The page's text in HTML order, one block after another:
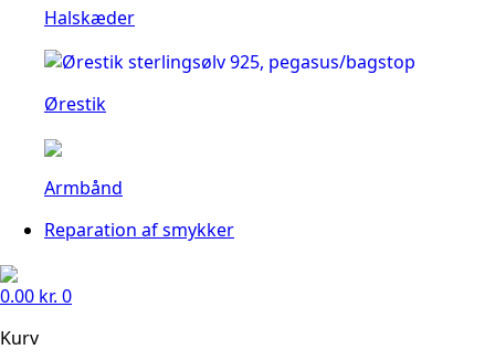
Halskæder
Ørestik
Armbånd
Reparation af smykker
0.00 kr. 0
Kurv